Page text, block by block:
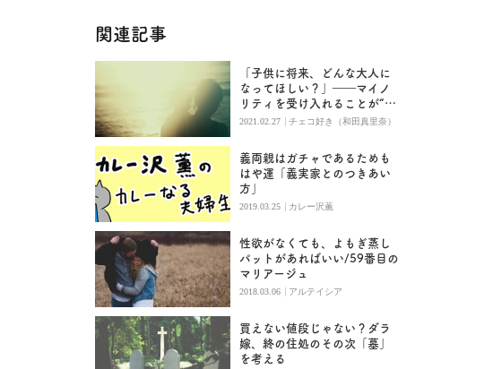
関連記事
「子供に将来、どんな大人に
なってほしい？」――マイノ
リティを受け入れることが“で
きない”側の物語
2021.02.27 | チェコ好き（和田真里奈）
義両親はガチャであるためも
はや運「義実家とのつきあい
方」
2019.03.25 | カレー沢薫
性欲がなくても、よもぎ蒸し
パットがあればいい/59番目の
マリアージュ
2018.03.06 | アルテイシア
買えない値段じゃない？ダラ
嫁、終の住処のその次「墓」
を考える